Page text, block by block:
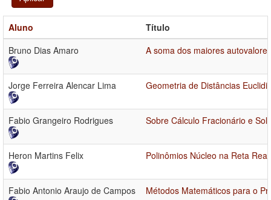
Aluno
Título
Bruno Dias Amaro
A soma dos maiores
Jorge Ferreira Alencar Lima Geometria de Distâncias
Fabio Grangeiro Rodrigues Sobre Cálculo Fracionário e
Heron Martins Felix Polinômios Núcleo na Reta
Fabio Antonio Araujo de Campos Métodos Matemáticos para o